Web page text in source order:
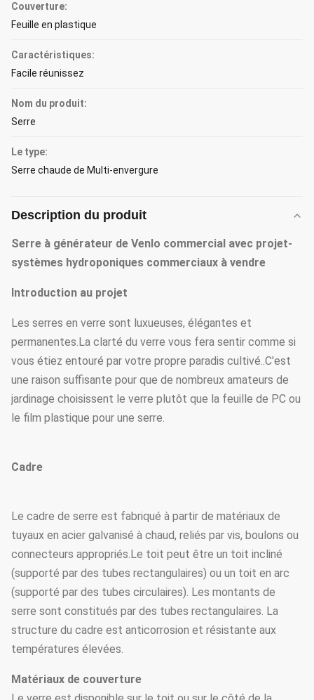
Couverture:
Feuille en plastique
Caractéristiques:
Facile réunissez
Nom du produit:
Serre
Le type:
Serre chaude de Multi-envergure
Description du produit
Serre à générateur de Venlo commercial avec projet-
systèmes hydroponiques commerciaux à vendre
Introduction au projet
Les serres en verre sont luxueuses, élégantes et
permanentes.La clarté du verre vous fera sentir comme si
vous étiez entouré par votre propre paradis cultivé..C'est
une raison suffisante pour que de nombreux amateurs de
jardinage choisissent le verre plutôt que la feuille de PC ou
le film plastique pour une serre.
Cadre
Le cadre de serre est fabriqué à partir de matériaux de
tuyaux en acier galvanisé à chaud, reliés par vis, boulons ou
connecteurs appropriés.Le toit peut être un toit incliné
(supporté par des tubes rectangulaires) ou un toit en arc
(supporté par des tubes circulaires). Les montants de
serre sont constitués par des tubes rectangulaires. La
structure du cadre est anticorrosion et résistante aux
températures élevées.
Matériaux de couverture